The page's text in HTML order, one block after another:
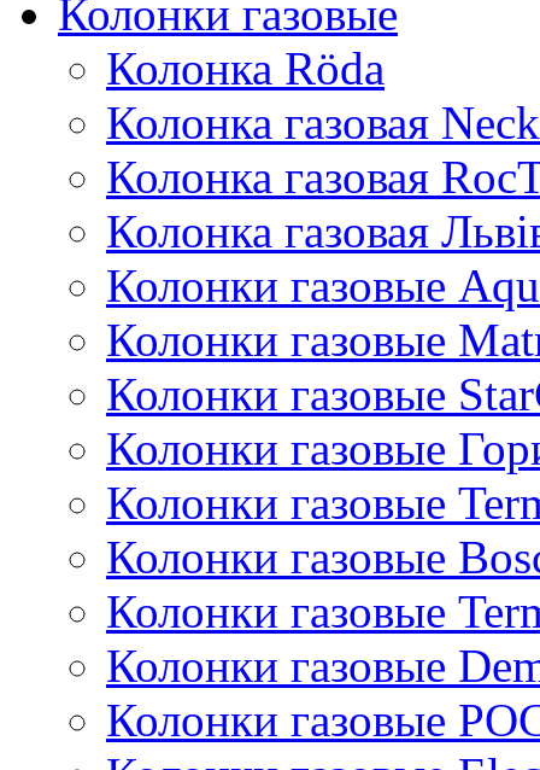
Колонки газовые
Колонка Rӧda
Колонка газовая
Колонка газовая
Колонка газовая
Колонки газовые
Колонки газовые
Колонки газовые
Колонки газовые
Колонки газовые
Колонки газовые
Колонки газовые
Колонки газовые
Колонки газовые